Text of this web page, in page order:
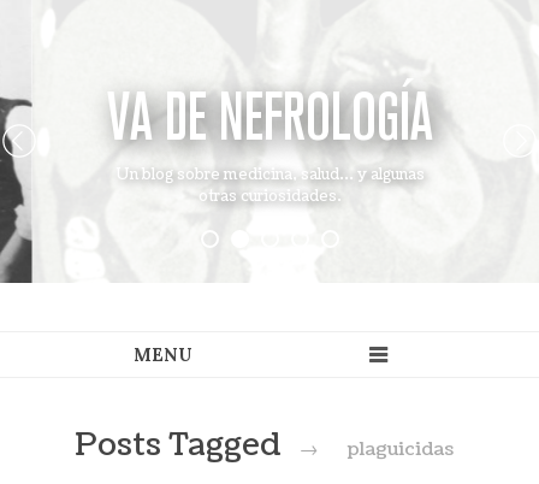
VA DE NEFROLOGÍA
Un blog sobre medicina, salud... y algunas
otras curiosidades.
Posts Tagged → plaguicidas